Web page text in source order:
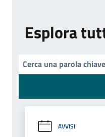
Esplora
AVVISI